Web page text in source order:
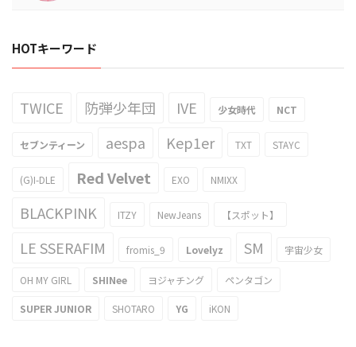
HOTキーワード
TWICE 防弾少年団 IVE 少女時代 NCT
セブンティーン aespa Kep1er TXT STAYC
(G)I-DLE Red Velvet EXO NMIXX
BLACKPINK ITZY NewJeans 【スポット】
LE SSERAFIM fromis_9 Lovelyz SM 宇宙少女
OH MY GIRL SHINee ヨジャチング ペンタゴン
SUPER JUNIOR SHOTARO YG iKON